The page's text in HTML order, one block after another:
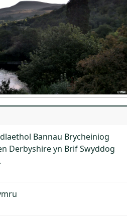
Bannau Brycheiniog
Derbyshire yn Brif Swyddog